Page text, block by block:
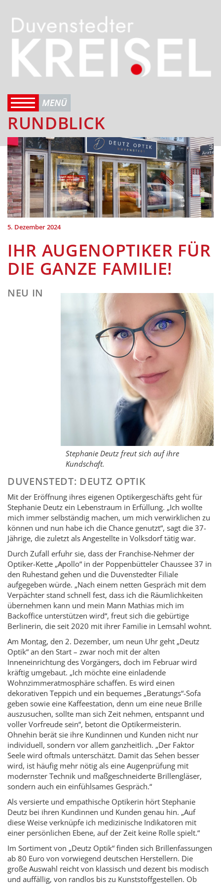
RUNDBLICK
5. Dezember 2024
IHR AUGENOPTIKER FÜR
DIE GANZE FAMILIE!
Stephanie Deutz freut sich auf ihre
Kundschaft.
NEU IN
DUVENSTEDT: DEUTZ OPTIK
Mit der Eröffnung ihres eigenen Optikergeschäfts geht für
Stephanie Deutz ein Lebenstraum in Erfüllung. „Ich wollte
mich immer selbständig machen, um mich verwirklichen zu
können und nun habe ich die Chance genutzt“, sagt die 37-
Jährige, die zuletzt als Angestellte in Volksdorf tätig war.
Durch Zufall erfuhr sie, dass der Franchise-Nehmer der
Optiker-Kette „Apollo“ in der Poppenbütteler Chaussee 37 in
den Ruhestand gehen und die Duvenstedter Filiale
aufgegeben würde. „Nach einem netten Gespräch mit dem
Verpächter stand schnell fest, dass ich die Räumlichkeiten
übernehmen kann und mein Mann Mathias mich im
Backoffice unterstützen wird“, freut sich die gebürtige
Berlinerin, die seit 2020 mit ihrer Familie in Lemsahl wohnt.
Am Montag, den 2. Dezember, um neun Uhr geht „Deutz
Optik“ an den Start – zwar noch mit der alten
Inneneinrichtung des Vorgängers, doch im Februar wird
kräftig umgebaut. „Ich möchte eine einladende
Wohnzimmeratmosphäre schaffen. Es wird einen
dekorativen Teppich und ein bequemes „Beratungs“-Sofa
geben sowie eine Kaffeestation, denn um eine neue Brille
auszusuchen, sollte man sich Zeit nehmen, entspannt und
voller Vorfreude sein“, betont die Optikermeisterin.
Ohnehin berät sie ihre Kundinnen und Kunden nicht nur
individuell, sondern vor allem ganzheitlich. „Der Faktor
Seele wird oftmals unterschätzt. Damit das Sehen besser
wird, ist häufig mehr nötig als eine Augenprüfung mit
modernster Technik und maßgeschneiderte Brillengläser,
sondern auch ein einfühlsames Gespräch.“
Als versierte und empathische Optikerin hört Stephanie
Deutz bei ihren Kundinnen und Kunden genau hin. „Auf
diese Weise verknüpfe ich medizinische Indikatoren mit
einer persönlichen Ebene, auf der Zeit keine Rolle spielt.“
Im Sortiment von „Deutz Optik“ finden sich Brillenfassungen
ab 80 Euro von vorwiegend deutschen Herstellern. Die
große Auswahl reicht von klassisch und dezent bis modisch
und auffällig, von randlos bis zu Kunststoffgestellen. Ob